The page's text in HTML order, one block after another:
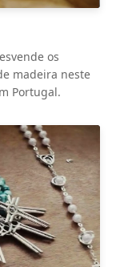
os
madeira neste
Portugal.